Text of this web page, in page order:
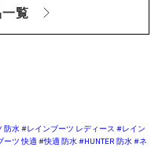
覧
防水#レインブーツ レディース #レイン
ーツ 快適 #快適 防水#HUNTER 防水#ネ